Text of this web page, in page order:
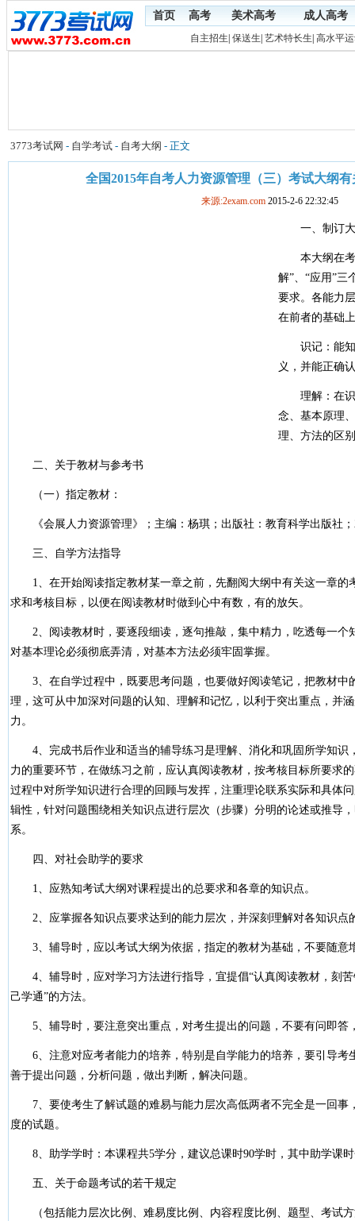
首页 高考 美术高考 成人高考
自主招生 保送生 艺术特长生 高水平
3773考试网 - 自学考试 - 自考大纲 - 正文
全国2015年自考人力资源管理（三）考试大纲
来源:2exam.com 2015-2-6 22:32:45
一、制订大
本大纲在考
解”、“应用”三
要求。各能力
在前者的基础
识记：能知
义，并能正确
理解：在识
念、基本原理
理、方法的区
二、关于教材与参考书
（一）指定教材：
《会展人力资源管理》；主编：杨琪；出版社：教育科学出版社；
三、自学方法指导
1、在开始阅读指定教材某一章之前，先翻阅大纲中有关这一章的
求和考核目标，以便在阅读教材时做到心中有数，有的放矢。
2、阅读教材时，要逐段细读，逐句推敲，集中精力，吃透每一个
对基本理论必须彻底弄清，对基本方法必须牢固掌握。
3、在自学过程中，既要思考问题，也要做好阅读笔记，把教材中
理，这可从中加深对问题的认知、理解和记忆，以利于突出重点，并
力。
4、完成书后作业和适当的辅导练习是理解、消化和巩固所学知识
力的重要环节，在做练习之前，应认真阅读教材，按考核目标所要求
过程中对所学知识进行合理的回顾与发挥，注重理论联系实际和具体
辑性，针对问题围绕相关知识点进行层次（步骤）分明的论述或推导
系。
四、对社会助学的要求
1、应熟知考试大纲对课程提出的总要求和各章的知识点。
2、应掌握各知识点要求达到的能力层次，并深刻理解对各知识点
3、辅导时，应以考试大纲为依据，指定的教材为基础，不要随意
4、辅导时，应对学习方法进行指导，宜提倡“认真阅读教材，刻苦
己学通”的方法。
5、辅导时，要注意突出重点，对考生提出的问题，不要有问即答
6、注意对应考者能力的培养，特别是自学能力的培养，要引导考
善于提出问题，分析问题，做出判断，解决问题。
7、要使考生了解试题的难易与能力层次高低两者不完全是一回事
度的试题。
8、助学学时：本课程共5学分，建议总课时90学时，其中助学课时
五、关于命题考试的若干规定
（包括能力层次比例、难易度比例、内容程度比例、题型、考试方